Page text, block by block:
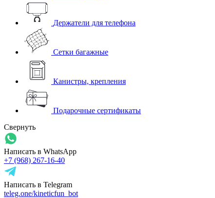
Держатели для телефона
Сетки багажные
Канистры, крепления
Подарочные сертификаты
Свернуть
Написать в WhatsApp
+7 (968) 267-16-40
Написать в Telegram
teleg.one/kineticfun_bot